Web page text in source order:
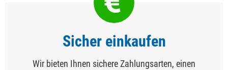
Sicher einkaufen
Wir bieten Ihnen sichere Zahlungsarten, einen